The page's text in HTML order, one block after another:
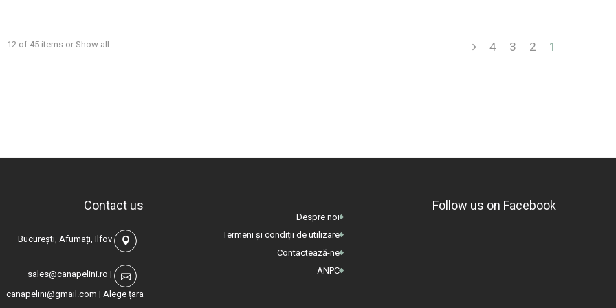
12 of 45 items or Show all 1
2
3
4
Contact us
sales@canapelini.ro |
canapelini@gmail.com | Alege țara
Despre noi
Termeni și condiții de utilizare
Contactează-ne
ANPC
Follow us on Facebook